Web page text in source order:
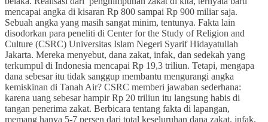
mencapai angka di kisaran Rp 800 sampai Rp 900 miliar saja.
Sebuah angka yang masih sangat minim, tentunya. Fakta lain
disodorkan para peneliti di Center for the Study of Religion and
Culture (CSRC) Universitas Islam Negeri Syarif Hidayatullah
Jakarta. Mereka menyebut, dana zakat, infak, dan sedekah yang
terkumpul di Indonesia mencapai Rp 19,3 triliun. Tetapi, mengapa
dana sebesar itu tidak sanggup membantu mengurangi angka
kemiskinan di Tanah Air? CSRC memberi jawaban sederhana:
karena uang sebesar hampir Rp 20 triliun itu langsung habis di
tangan penerima zakat. Berbicara tentang fakta di lapangan,
memang hanya 5-7 persen dari total keseluruhan dana zakat, infak,